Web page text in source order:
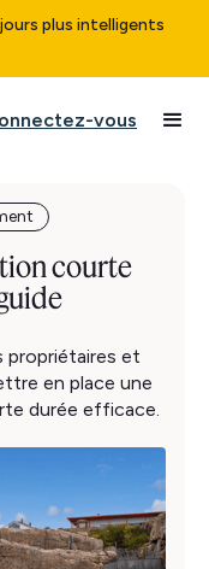
plus intelligents
vous
courte
propriétaires et
en place une
durée efficace.